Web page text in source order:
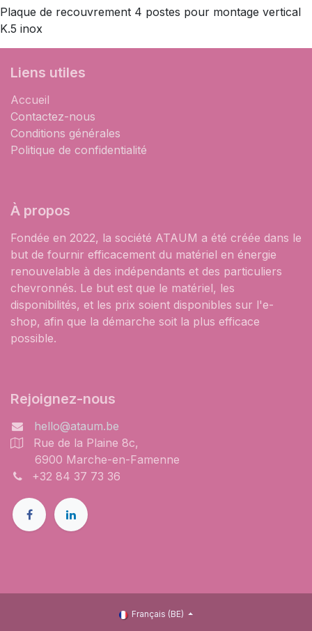
Plaque de recouvrement 4 postes pour montage vertical
K.5 inox
Liens utiles
Accueil
Contactez-nous
Conditions générales
Politique de confidentialité
À propos
Fondée en 2022, la société ATAUM a été créée dans le
but de fournir efficacement du matériel en énergie
renouvelable à des indépendants et des particuliers
chevronnés. Le but est que le matériel, les
disponibilités, et les prix soient disponibles sur l'e-
shop, afin que la démarche soit la plus efficace
possible.
Rejoignez-nous
hello@ataum.be
Rue de la Plaine 8c,
6900 Marche-en-Famenne
+32 84 37 73 36
Français (BE)